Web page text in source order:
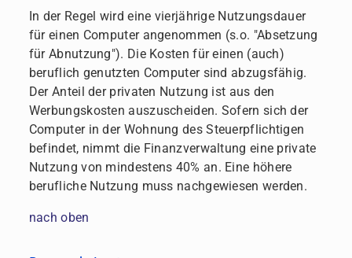
In der Regel wird eine vierjährige Nutzungsdauer
für einen Computer angenommen (s.o. "Absetzung
für Abnutzung"). Die Kosten für einen (auch)
beruflich genutzten Computer sind abzugsfähig.
Der Anteil der privaten Nutzung ist aus den
Werbungskosten auszuscheiden. Sofern sich der
Computer in der Wohnung des Steuerpflichtigen
befindet, nimmt die Finanzverwaltung eine private
Nutzung von mindestens 40% an. Eine höhere
berufliche Nutzung muss nachgewiesen werden.
nach oben